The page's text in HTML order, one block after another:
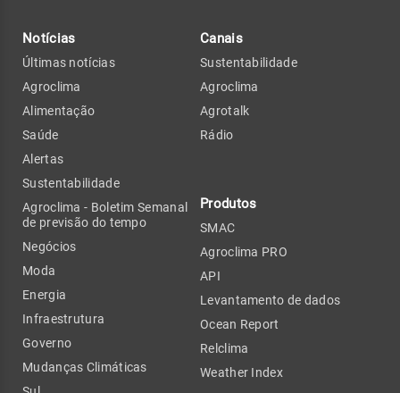
Notícias
Últimas notícias
Agroclima
Alimentação
Saúde
Alertas
Sustentabilidade
Agroclima - Boletim Semanal
de previsão do tempo
Negócios
Moda
Energia
Infraestrutura
Governo
Mudanças Climáticas
Canais
Sustentabilidade
Agroclima
Agrotalk
Rádio
Produtos
SMAC
Agroclima PRO
API
Levantamento de dados
Ocean Report
Relclima
Weather Index